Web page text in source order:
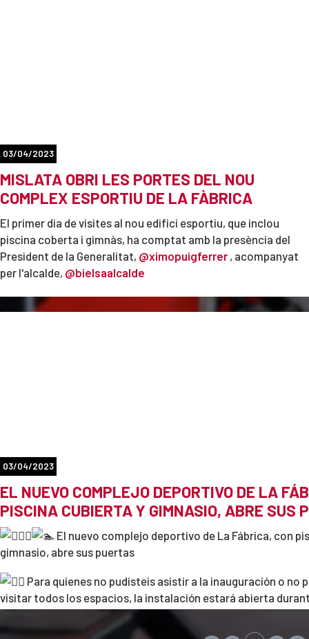
03/04/2023
MISLATA OBRI LES PORTES DEL NOU
COMPLEX ESPORTIU DE LA FÀBRICA
El primer dia de visites al nou edifici esportiu, que inclou
piscina coberta i gimnàs, ha comptat amb la presència del
President de la Generalitat, @ximopuigferrer , acompanyat
per l'alcalde, @bielsaalcalde
Les instal·lacions, que començaran a prestar ple servei en les
03/04/2023
EL NUEVO COMPLEJO DEPORTIVO DE LA
PISCINA CUBIERTA Y GIMNASIO, ABRE SUS
El nuevo complejo deportivo de La Fábrica, con
gimnasio, abre sus puertas
Para quienes no pudisteis asistir a la inauguración o no
visitar todos los espacios, la instalación estará abierta
para que podáis visitarla y obtener toda la información sobre
horarios, precios, inscripciones...